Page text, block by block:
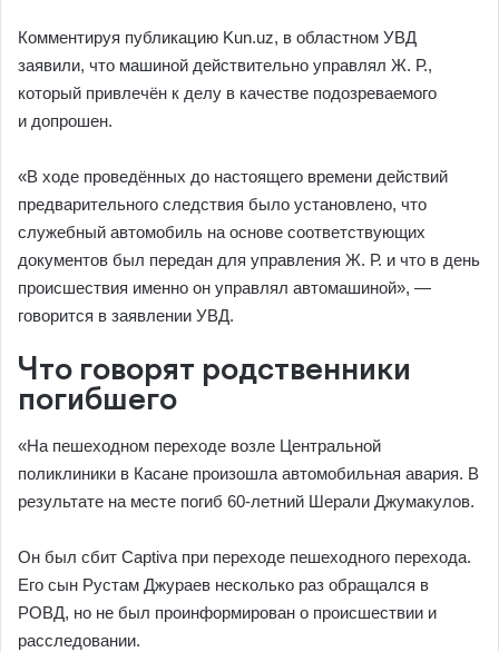
Комментируя публикацию Kun.uz, в областном УВД
заявили, что машиной действительно управлял Ж. Р.,
который привлечён к делу в качестве подозреваемого
и допрошен.
«В ходе проведённых до настоящего времени действий
предварительного следствия было установлено, что
служебный автомобиль на основе соответствующих
документов был передан для управления Ж. Р. и что в день
происшествия именно он управлял автомашиной», —
говорится в заявлении УВД.
Что говорят родственники
погибшего
«На пешеходном переходе возле Центральной
поликлиники в Касане произошла автомобильная авария. В
результате на месте погиб 60-летний Шерали Джумакулов.
Он был сбит Captiva при переходе пешеходного перехода.
Его сын Рустам Джураев несколько раз обращался в
РОВД, но не был проинформирован о происшествии и
расследовании.